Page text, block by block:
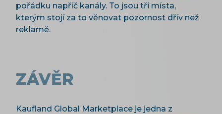
pořádku napříč kanály. To jsou tři místa,
kterým stojí za to věnovat pozornost dřív než
reklamě.
ZÁVĚR
Kaufland Global Marketplace je jedna z